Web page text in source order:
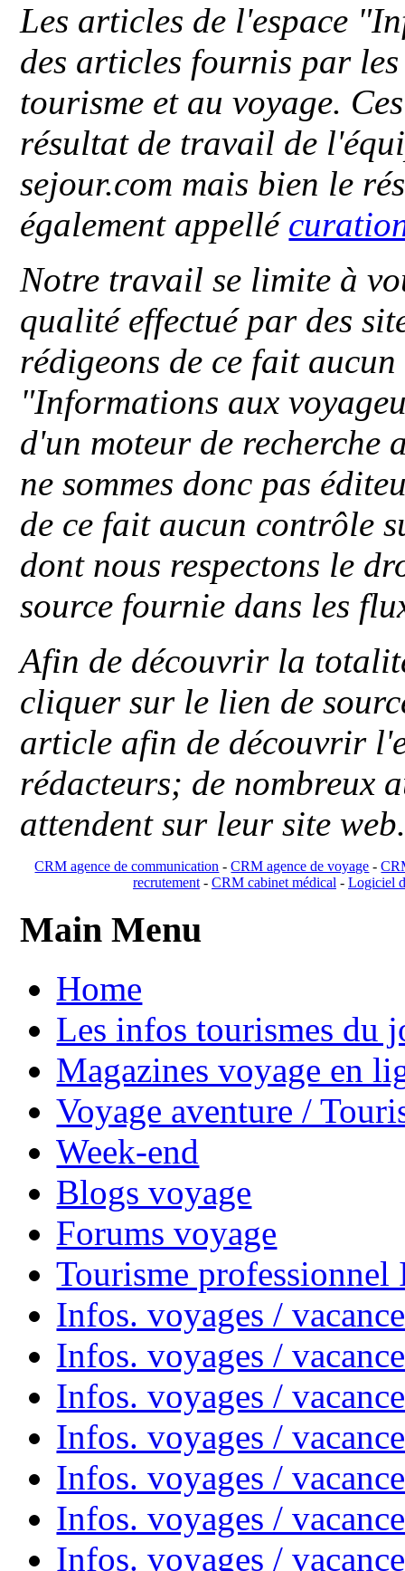
Les articles de l'espace
des articles fournis par
tourisme et au voyage.
résultat de travail de
sejour.com mais bien le
également appellé
Notre travail se limite à
qualité effectué par des
rédigeons de ce fait
"Informations aux
d'un moteur de recherche
ne sommes donc pas
de ce fait aucun contrôle
dont nous respectons le
source fournie dans les
Afin de découvrir la
cliquer sur le lien de
article afin de découvrir
rédacteurs; de nombreux
attendent sur leur site
CRM agence de communication -CRM agence de voyage -
recrutement- CRM cabinet médical- Logiciel
Main Menu
Home
Les infos tourismes du
Magazines voyage en
Voyage aventure /
Week-end
Blogs voyage
Forums voyage
Tourisme
Infos. voyages /
Infos. voyages /
Infos. voyages /
Infos. voyages /
Infos. voyages /
Infos. voyages /
Infos. voyages /